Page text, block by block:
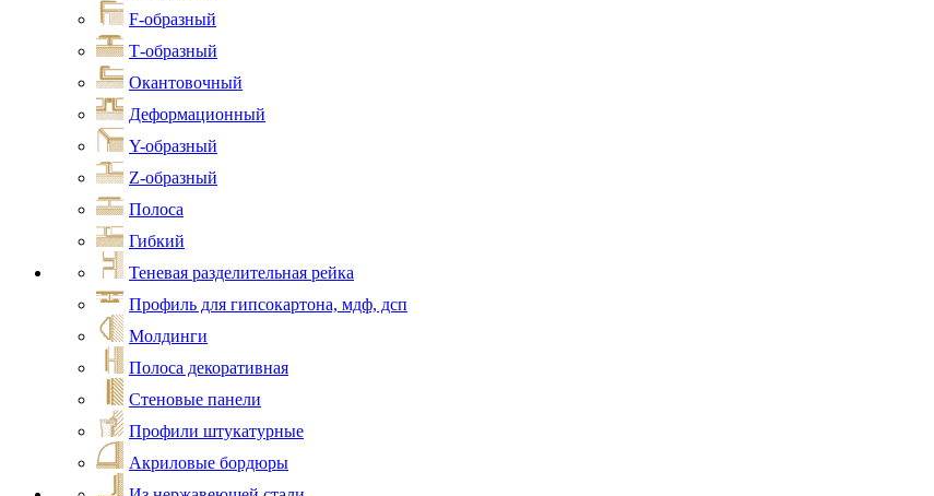
F-образный
Т-образный
Окантовочный
Деформационный
Y-образный
Z-образный
Полоса
Гибкий
Теневая разделительная рейка
Профиль для гипсокартона, мдф, дсп
Молдинги
Полоса декоративная
Стеновые панели
Профили штукатурные
Акриловые бордюры